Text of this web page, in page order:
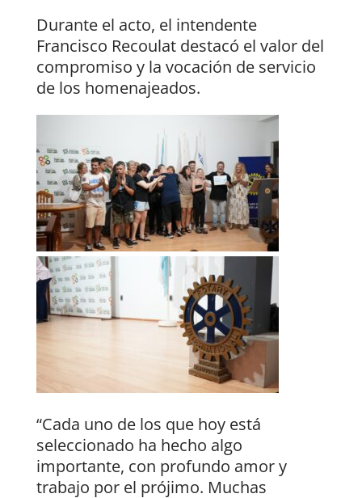
Durante el acto, el intendente
Francisco Recoulat destacó el valor del
compromiso y la vocación de servicio
de los homenajeados.
“Cada uno de los que hoy está
seleccionado ha hecho algo
importante, con profundo amor y
trabajo por el prójimo. Muchas